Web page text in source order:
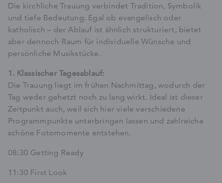
Die kirchliche Trauung verbindet Tradition, Symbolik
und tiefe Bedeutung. Egal ob evangelisch oder
katholisch – der Ablauf ist ähnlich strukturiert, bietet
aber dennoch Raum für individuelle Wünsche und
persönliche Musikstücke.
1. Klassischer Tagesablauf:
Die Trauung liegt im frühen Nachmittag, wodurch der
Tag weder gehetzt noch zu lang wirkt. Ideal ist dieser
Zeitpunkt auch, weil sich hier viele verschiedene
Programmpunkte unterbringen lassen und zahlreiche
schöne Fotomomente entstehen.
08:30 Getting Ready
11:30 First Look